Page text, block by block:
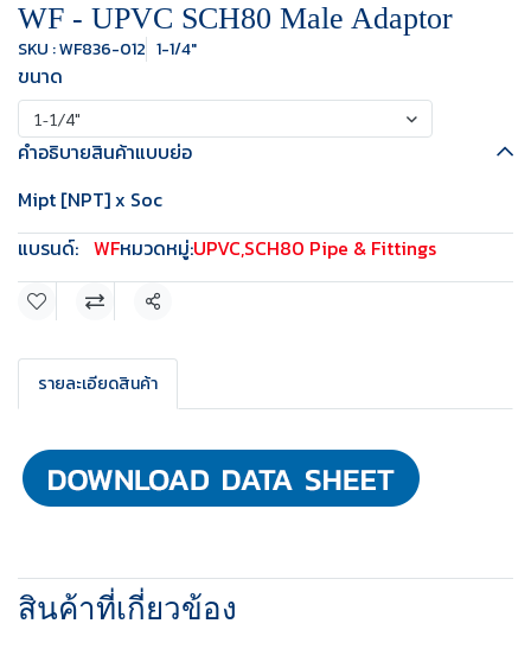
WF - UPVC SCH80 Male Adaptor
SKU : WF836-012 1-1/4"
ขนาด
1-1/4"
คำอธิบายสินค้าแบบย่อ
Mipt [NPT] x Soc
แบรนด์: WFหมวดหมู่:UPVC,SCH80 Pipe & Fittings
แชร์
รายละเอียดสินค้า
สินค้าที่เกี่ยวข้อง